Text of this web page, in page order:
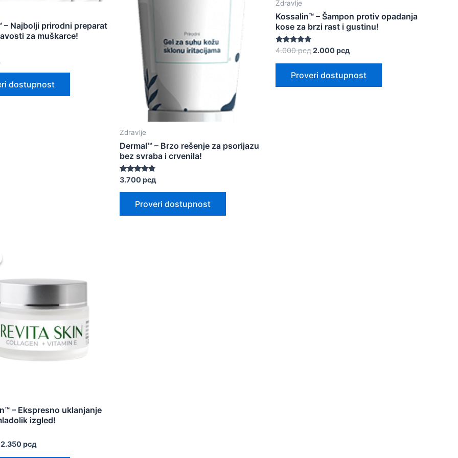
– Najbolji prirodni preparat
za muškarce!
dostupnost
Zdravlje
Dermal™ – Brzo rešenje za psorijazu
bez svraba i crvenila!
Оцењено
са
4.60
3.700рсд
Proveri dostupnost
Zdravlje
Kossalin™ – Šampon protiv opadanja
kose za brzi rast i gustinu!
Оцењено са
од 5
4.000рсдОригинална
била:
4.000 рсд.
2.000рсд
2.000 рсд.
Proveri dostupnost
– Ekspresno uklanjanje
izgled!
Оригинална
2.350рсд